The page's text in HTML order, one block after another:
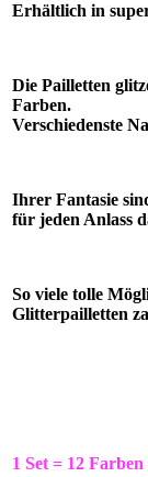
Erhältlich in
Die Pailletten
Farben.
Verschiedenste
Ihrer Fantasie
für jeden Anlass
So viele tolle
Glitterpailletten
1 Set = 12